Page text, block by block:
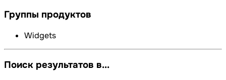
Группы продуктов
Widgets
Поиск результатов в...